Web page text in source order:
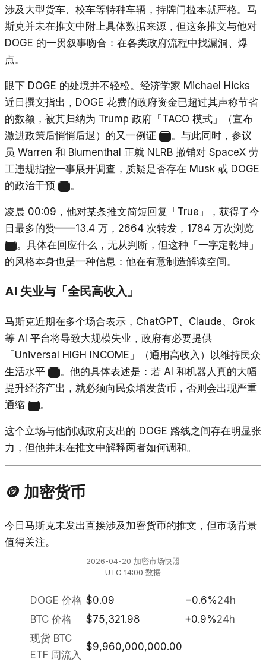
涉及大型货车、校车等特种车辆，持牌门槛本就严格。马
斯克并未在推文中附上具体数据来源，但这条推文与他对
DOGE 的一贯叙事吻合：在各类政府流程中找漏洞、爆
点。
眼下 DOGE 的处境并不轻松。经济学家 Michael Hicks
近日撰文指出，DOGE 花费的政府资金已超过其声称节省
的数额，被其归纳为 Trump 政府「TACO 模式」（宣布
激进政策后悄悄后退）的又一例证
。与此同时，参议
员 Warren 和 Blumenthal 正就 NLRB 撤销对 SpaceX 劳
工违规指控一事展开调查，质疑是否存在 Musk 或 DOGE
的政治干预
。
凌晨 00:09，他对某条推文简短回复「True」，获得了今
日最多的赞——13.4 万，2664 次转发，1784 万次浏览
。具体在回应什么，无从判断，但这种「一字定乾坤」
的风格本身也是一种信息：他在有意制造解读空间。
AI 失业与「全民高收入」
马斯克近期在多个场合表示，ChatGPT、Claude、Grok
等 AI 平台将导致大规模失业，政府有必要提供
「Universal HIGH INCOME」（通用高收入）以维持民众
生活水平
。他的具体表述是：若 AI 和机器人真的大幅
提升经济产出，就必须向民众增发货币，否则会出现严重
通缩
。
这个立场与他削减政府支出的 DOGE 路线之间存在明显张
力，但他并未在推文中解释两者如何调和。
🪙 加密货币
今日马斯克未发出直接涉及加密货币的推文，但市场背景
值得关注。
2026-04-20 加密市场快照
UTC 14:00 数据
DOGE 价格 $0.09 −0.6%24h
BTC 价格
$75,321.98 +0.9%24h
现货 BTC
ETF 周流入
$9,960,000,000.00